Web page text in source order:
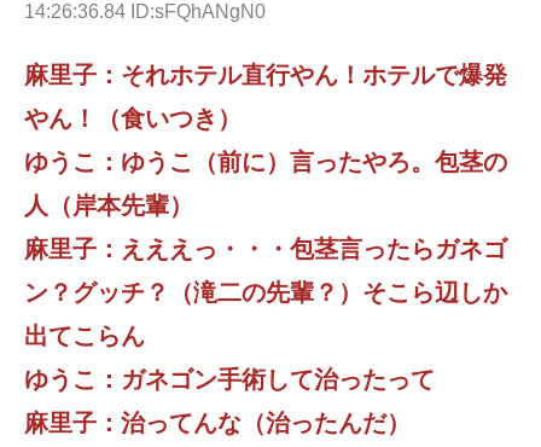
14:26:36.84 ID:sFQhANgN0
麻里子：それホテル直行やん！ホテルで爆発
やん！（食いつき）
ゆうこ：ゆうこ（前に）言ったやろ。包茎の
人（岸本先輩）
麻里子：えええっ・・・包茎言ったらガネゴ
ン？グッチ？（滝二の先輩？）そこら辺しか
出てこらん
ゆうこ：ガネゴン手術して治ったって
麻里子：治ってんな（治ったんだ）